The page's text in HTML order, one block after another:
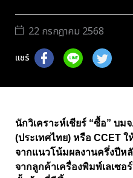
22 กรกฎาคม 2568
แชร์
นักวิเคราะห์เชียร์ “ซื้อ” บ
(ประเทศไทย) หรือ CCET
จากแนวโน้มผลงานครึ่งปีห
จากลูกค้าเครื่องพิมพ์เลเซอ